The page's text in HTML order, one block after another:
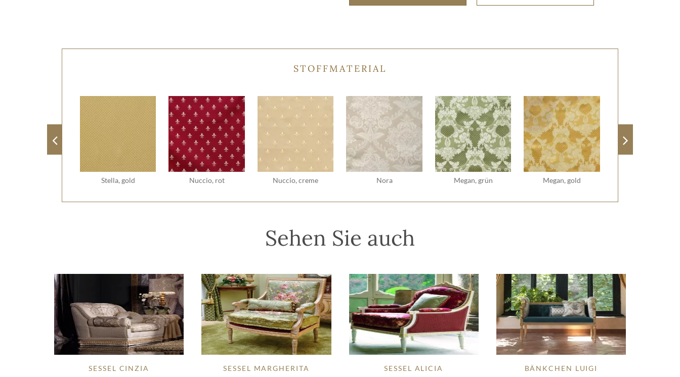
STOFFMATERIAL
Stella, gold Nuccio, rot Nuccio, creme Nora Megan, grün Megan, gold
Sehen Sie auch
SESSEL CINZIA
SESSEL MARGHERITA
SESSEL ALICIA
BÄNKCHEN LUIGI